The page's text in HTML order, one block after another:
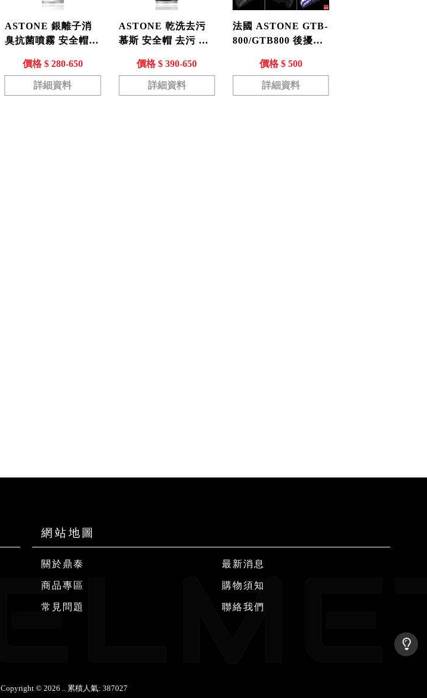
ASTONE 銀離子消
臭抗菌噴霧 安全帽
劑 抑菌消臭噴霧
價格 $ 280-650
詳細資料
ASTONE 乾洗去污
慕斯 安全帽 去污 除
劑 乾洗清潔慕斯
價格 $ 390-650
詳細資料
法國 ASTONE GTB-
800/GTB800 後擾流
價格 $ 500
詳細資料
關於鼎泰 最新消息
商品專區 購物須知
常見問題 聯絡我們
Copyright © 2026 .. 累積人氣: 387027